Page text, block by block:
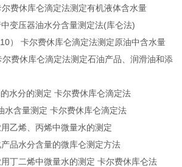
费休库仑滴定法测定有机液体含水量
变压器油水分含量测定法(库仑法)
） 卡尔费休库仑滴定法测定原油中含水量
费休库仑滴定法测定石油产品、润滑油和添
水分的测定 卡尔费休库仑滴定法
水含量测定 卡尔费休库仑滴定法
乙烯、丙烯中微量水的测定
品水分含量的微库仑测定方法
丁二烯中微量水的测定 卡尔费休库仑法